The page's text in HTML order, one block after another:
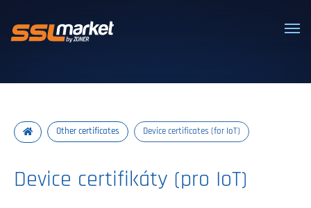
Other certificates Device certificates (for IoT)
Device certifikáty (pro IoT)